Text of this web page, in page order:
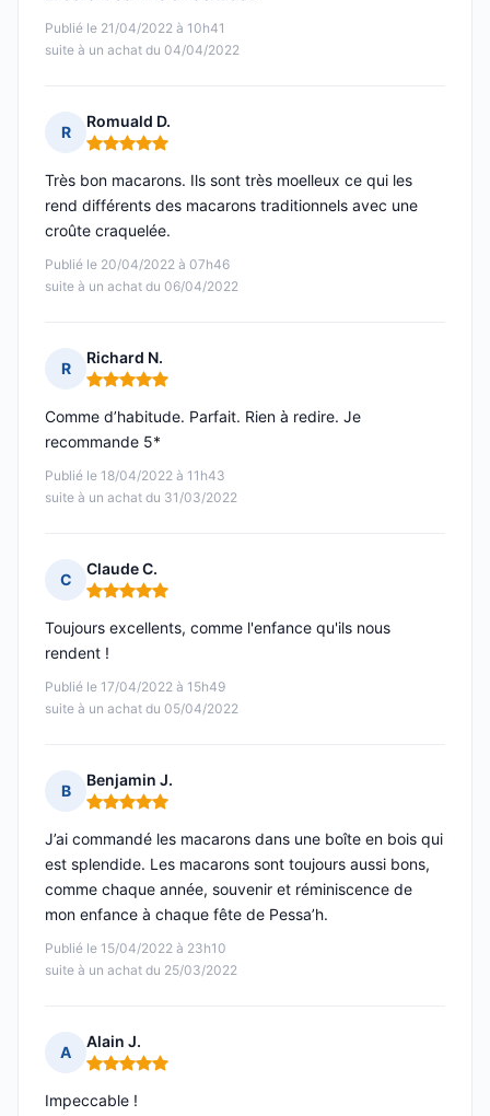
Publié le 21/04/2022 à 10h41
suite à un achat du 04/04/2022
R
Romuald D.
Note : 5 sur 5
Publié le 20/04/2022 à 07h46
suite à un achat du 06/04/2022
Très bon macarons. Ils sont très moelleux ce qui les
rend différents des macarons traditionnels avec une
croûte craquelée.
R
Richard N.
Note : 5 sur 5
Publié le 18/04/2022 à 11h43
suite à un achat du 31/03/2022
Comme d’habitude. Parfait. Rien à redire. Je
recommande 5*
C
Claude C.
Note : 5 sur 5
Publié le 17/04/2022 à 15h49
suite à un achat du 05/04/2022
Toujours excellents, comme l'enfance qu'ils nous
rendent !
B
Benjamin J.
Note : 5 sur 5
Publié le 15/04/2022 à 23h10
suite à un achat du 25/03/2022
J’ai commandé les macarons dans une boîte en bois qui
est splendide. Les macarons sont toujours aussi bons,
comme chaque année, souvenir et réminiscence de
mon enfance à chaque fête de Pessa’h.
A
Alain J.
Note : 5 sur 5
Impeccable !